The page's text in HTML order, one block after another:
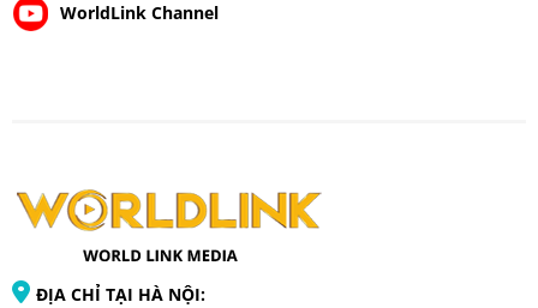
WorldLink Channel
ĐỊA CHỈ TẠI HÀ NỘI: